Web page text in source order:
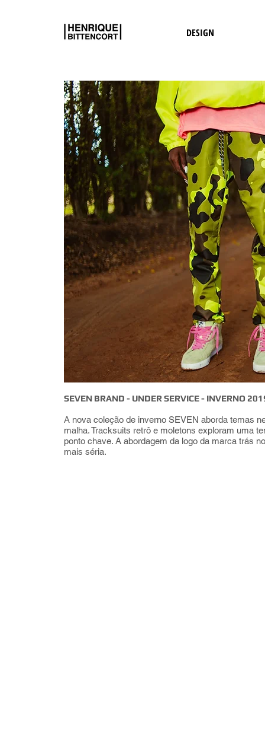
DESIGN
SEVEN BRAND - UNDER SERVICE - INVERNO
A nova coleção de inverno SEVEN aborda temas
malha. Tracksuits retrô e moletons exploram uma
ponto chave. A abordagem da logo da marca trás
mais séria.